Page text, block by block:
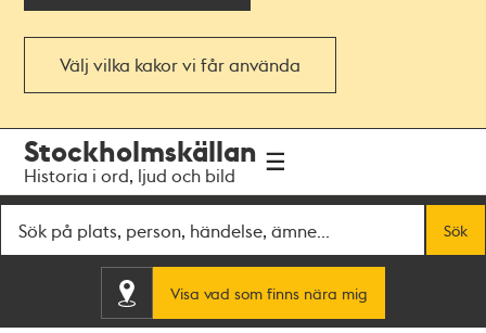
Välj vilka kakor vi får använda
navigationen
huvudinnehållet
Stockholmskällan
Historia i ord, ljud och bild
Sök
Visa vad som finns nära mig